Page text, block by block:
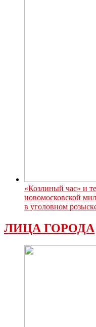
«Козлиный час» и
новомосковской
в уголовном
ЛИЦА ГОРОДА